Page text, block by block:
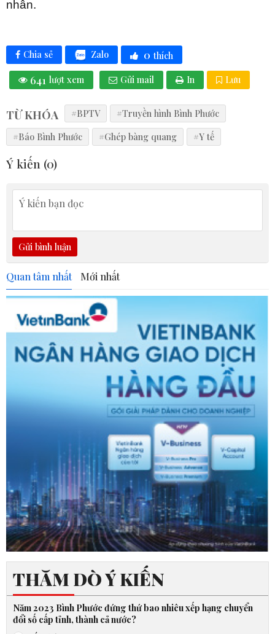
nhân.
Chia sẻ Zalo 0 thích
641 lượt xem Gửi mail In Lưu
TỪ KHÓA #BPTV
#Truyền hình Bình Phước
#Báo Bình Phước
#Ghép bàng quang #Y tế
Ý kiến (0)
Gửi bình luận
Quan tâm nhất Mới nhất
THĂM DÒ Ý KIẾN
Năm 2023 Bình Phước đứng thứ bao nhiêu xếp hạng chuyển
đổi số cấp tỉnh, thành cả nước?